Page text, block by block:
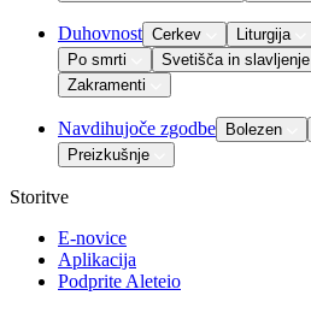
Duhovnost Cerkev Liturgija
Po smrti
Svetišča in slavljenje
Zakramenti
Navdihujoče zgodbe Bolezen
Preizkušnje
Storitve
E-novice
Aplikacija
Podprite Aleteio